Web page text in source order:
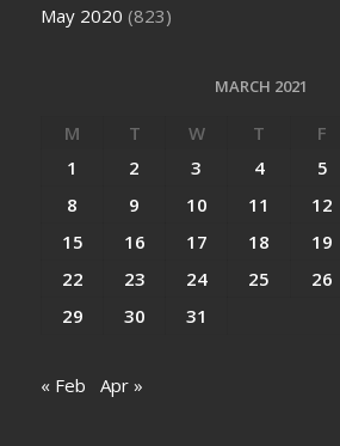
May 2020 (823)
MARCH 2021
M T W T F
1
2 3 4 5
8
9 10 11 12
15
16 17 18 19
22
23 24 25 26
29
30 31
« Feb Apr »